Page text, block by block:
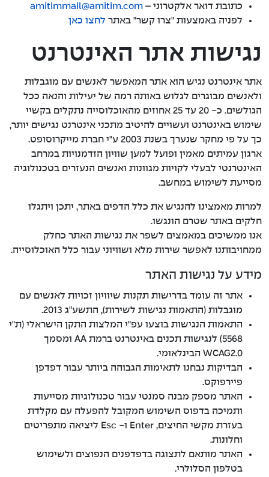
כתובת דואר אלקטרוני – amitimmail@amitim.com
לפניה באמצעות "צרו קשר" באתר לחצו כאן
נגישות אתר האינטרנט
אתר אינטרנט נגיש הוא אתר המאפשר לאנשים עם מוגבלות
ולאנשים מבוגרים לגלוש באותה רמה של יעילות והנאה ככל
הגולשים. כ- 20 עד 25 אחוזים מהאוכלוסייה נתקלים בקשיי
שימוש באינטרנט ועשויים להיטיב מתכני אינטרנט נגישים יותר,
כך על פי מחקר שנערך בשנת 2003 ע"י חברת מייקרוסופט.
ארגון עמיתים מאמין ופועל למען שוויון הזדמנויות במרחב
האינטרנטי לבעלי לקויות מגוונות ואנשים הנעזרים בטכנולוגיה
מסייעת לשימוש במחשב.
למרות מאמצינו להנגיש את כלל הדפים באתר, יתכן ויתגלו
חלקים באתר שטרם הונגשו.
אנו ממשיכים במאמצים לשפר את נגישות האתר כחלק
ממחויבותנו לאפשר שירות מלא ושוויוני עבור כלל האוכלוסייה.
מידע על נגישות האתר
אתר זה עומד בדרישות תקנות שיוויון זכויות לאנשים עם
מוגבלות (התאמות נגישות לשירות), התשע"ג 2013.
התאמות הנגישות בוצעו עפ"י המלצות התקן הישראלי (ת"י
5568) לנגישות תכנים באינטרנט ברמת AA ומסמך
WCAG2.0 הבינלאומי.
הבדיקות נבחנו לתאימות הגבוהה ביותר עבור דפדפן
פיירפוקס.
האתר מספק מבנה סמנטי עבור טכנולוגיות מסייעות
ותמיכה בדפוס השימוש המקובל להפעלה עם מקלדת
בעזרת מקשי החיצים, Enter ו- Esc ליציאה מתפריטים
וחלונות.
האתר מותאם לתצוגה בדפדפנים הנפוצים ולשימוש
בטלפון הסלולרי.